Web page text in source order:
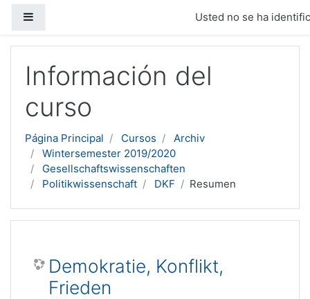
Usted no se ha
Información del
curso
Página Principal Cursos
Archiv
Wintersemester 2019/2020
Gesellschaftswissenschaften
Politikwissenschaft
DKF Resumen
Demokratie, Konflikt,
Frieden